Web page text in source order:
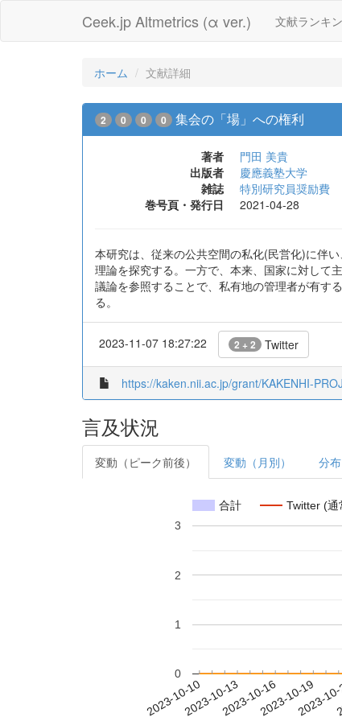
Ceek.jp Altmetrics (α ver.) 文献ランキ
ホーム 文献詳細
2 0 0 0 集会の「場」への権利
著者
門田 美貴
出版者
慶應義塾大学
雑誌
特別研究員奨励費
巻号頁・発行日
2021-04-28
本研究は、従来の公共空間の私化(民営化)に伴
理論を探究する。一方で、本来、国家に対して
議論を参照することで、私有地の管理者が有す
る。
2023-11-07 18:27:22 2 + 2 Twitter
https://kaken.nii.ac.jp/grant/KAKENHI-
言及状況
変動（ピーク前後） 変動（月別） 分布
合計 Twitter (通
2023-10-102023-10-132023-10-162023-10-19
2023-
0
1
2
3